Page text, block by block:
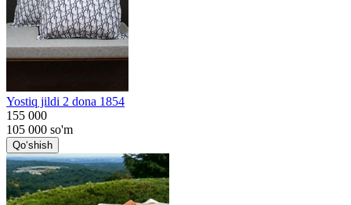
Yostiq jildi 2 dona 1854
155 000
105 000 so'm
Qo‘shish